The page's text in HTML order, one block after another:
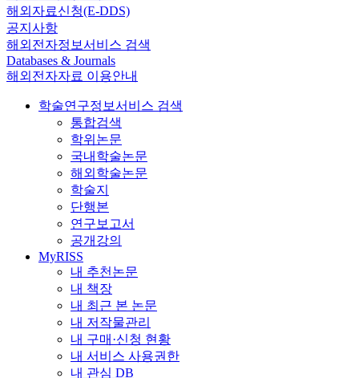
해외자료신청(E-DDS)
공지사항
해외전자정보서비스 검색
Databases & Journals
해외전자자료 이용안내
학술연구정보서비스 검색
통합검색
학위논문
국내학술논문
해외학술논문
학술지
단행본
연구보고서
공개강의
MyRISS
내 추천논문
내 책장
내 최근 본 논문
내 저작물관리
내 구매·신청 현황
내 서비스 사용권한
내 관심 DB